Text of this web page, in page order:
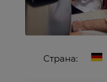
Страна: